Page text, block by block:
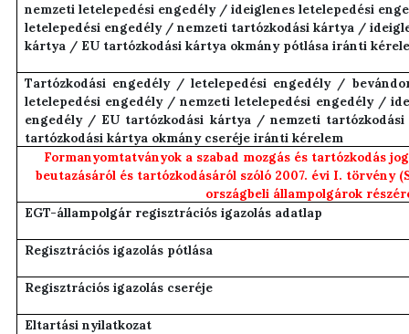
nemzeti letelepedési engedély / ideiglenes letelepedési
letelepedési engedély / nemzeti tartózkodási kártya /
kártya / EU tartózkodási kártya okmány pótlása iránti
Tartózkodási engedély / letelepedési engedély /
letelepedési engedély / nemzeti letelepedési engedély /
engedély / EU tartózkodási kártya / nemzeti
tartózkodási kártya okmány cseréje iránti kérelem
Formanyomtatványok a szabad mozgás és tartózkodás
beutazásáról és tartózkodásáról szóló 2007. évi I. törvény
országbeli állampolgárok
EGT-állampolgár regisztrációs igazolás adatlap
Regisztrációs igazolás pótlása
Regisztrációs igazolás cseréje
Eltartási nyilatkozat